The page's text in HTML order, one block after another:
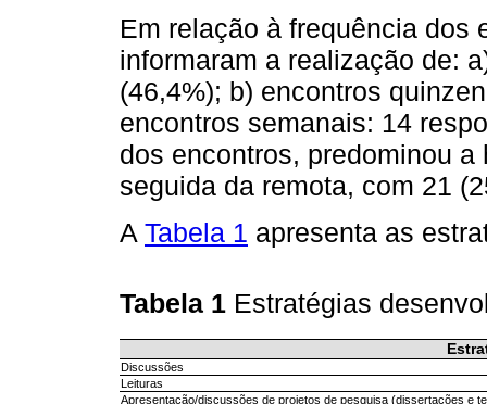
Em relação à frequência dos
informaram a realização de:
(46,4%); b) encontros
encontros semanais: 14
dos encontros, predominou
seguida da remota, com 21
A Tabela 1 apresenta as
Tabela 1 Estratégias
Discussões
Leituras
Apresentação/discussões de projetos de pesquisa (dissertações e